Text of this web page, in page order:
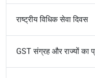
राष्ट्रीय विधिक सेवा दिवस
GST संग्रह और राज्यों का